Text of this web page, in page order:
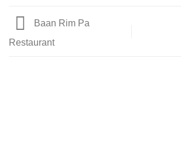
Baan Rim Pa
Restaurant